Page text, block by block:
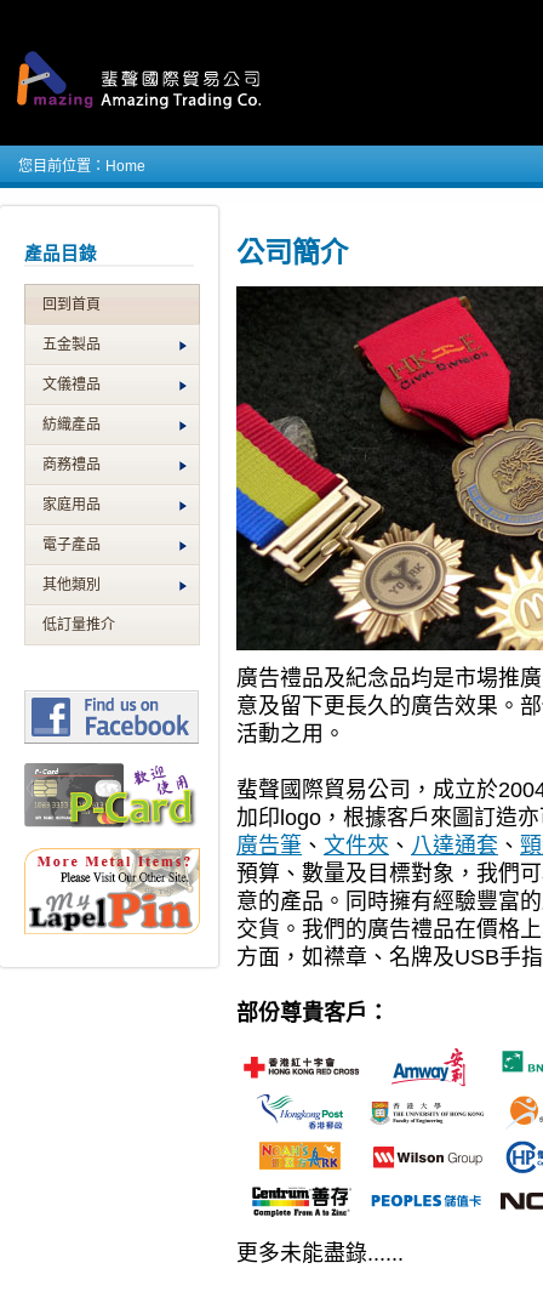
您目前位置： Home
產品目錄
回到首頁
五金製品
文儀禮品
紡織產品
商務禮品
家庭用品
電子產品
其他類別
低訂量推介
公司簡介
廣告禮品及紀念品均是市場推
意及留下更長久的廣告效果。
活動之用。
蜚聲國際貿易公司，成立於
加印logo，根據客戶來圖訂造
廣告筆 、 文件夾 、 八達通套 、
預算、數量及目標對象，我們
意的產品。同時擁有經驗豐富
交貨。我們的廣告禮品在價格
方面，如襟章、名牌及USB手
部份尊貴客戶：
更多未能盡錄......